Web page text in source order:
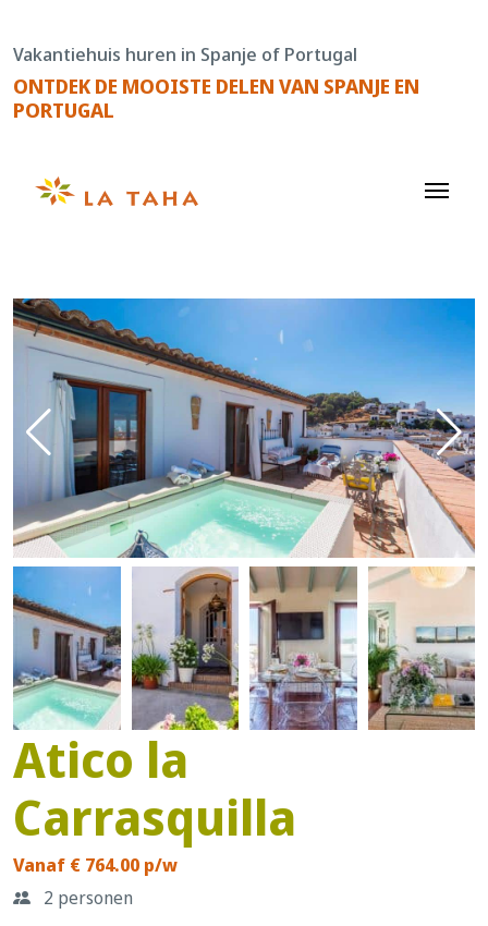
de
content
Vakantiehuis huren in Spanje of Portugal
ONTDEK DE MOOISTE DELEN VAN SPANJE EN
PORTUGAL
Atico la
Carrasquilla
Vanaf € 764.00 p/w
2 personen